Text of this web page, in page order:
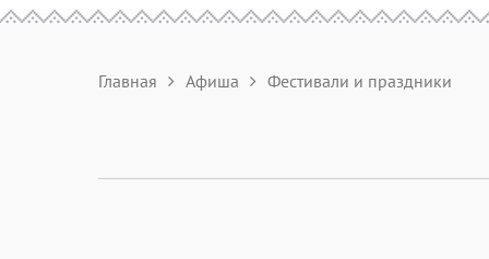
Главная Афиша Фестивали и праздники